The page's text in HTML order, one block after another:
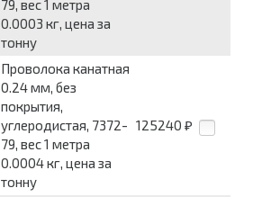
79, вес 1 метра
0.0003 кг, цена за
тонну
Проволока канатная
0.24 мм, без
покрытия,
углеродистая, 7372-
79, вес 1 метра
0.0004 кг, цена за
тонну
125240 ₽